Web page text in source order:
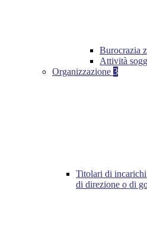
Burocrazia
Attività
Organizzazione 3
Titolari di
di direzione o di